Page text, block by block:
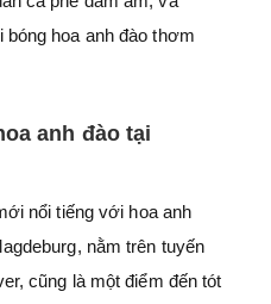
hoa anh đào thơm
anh đào tại
nổi tiếng với hoa anh
nằm trên tuyến
cũng là một điểm đến tót